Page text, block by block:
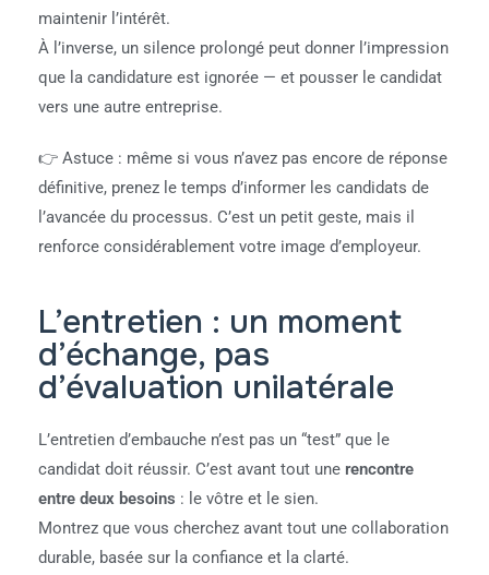
maintenir l’intérêt.
À l’inverse, un silence prolongé peut donner l’impression
que la candidature est ignorée — et pousser le candidat
vers une autre entreprise.
👉 Astuce : même si vous n’avez pas encore de réponse
définitive, prenez le temps d’informer les candidats de
l’avancée du processus. C’est un petit geste, mais il
renforce considérablement votre image d’employeur.
L’entretien : un moment
d’échange, pas
d’évaluation unilatérale
L’entretien d’embauche n’est pas un “test” que le
candidat doit réussir. C’est avant tout une rencontre
entre deux besoins : le vôtre et le sien.
Montrez que vous cherchez avant tout une collaboration
durable, basée sur la confiance et la clarté.